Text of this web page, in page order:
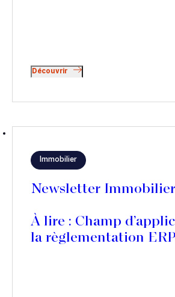
Découvrir
Immobilier
Newsletter
À lire : Champ
la règlementation ERP